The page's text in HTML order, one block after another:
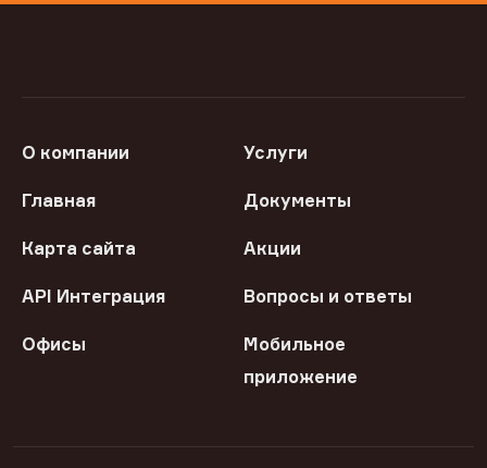
О компании Услуги
Главная Документы
Карта сайта Акции
API Интеграция Вопросы и ответы
Офисы
Мобильное
приложение